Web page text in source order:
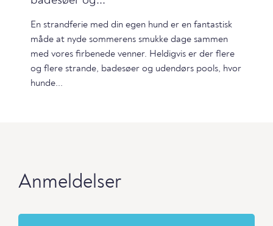
En strandferie med din egen hund er en fantastisk
måde at nyde sommerens smukke dage sammen
med vores firbenede venner. Heldigvis er der flere
og flere strande, badesøer og udendørs pools, hvor
hunde...
Anmeldelser